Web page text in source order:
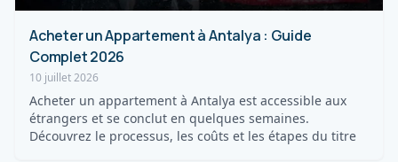
Acheter un Appartement à Antalya : Guide
Complet 2026
10 juillet 2026
Acheter un appartement à Antalya est accessible aux
étrangers et se conclut en quelques semaines.
Découvrez le processus, les coûts et les étapes du titre